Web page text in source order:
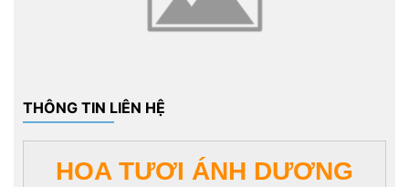
THÔNG TIN LIÊN HỆ
HOA TƯƠI ÁNH DƯƠNG